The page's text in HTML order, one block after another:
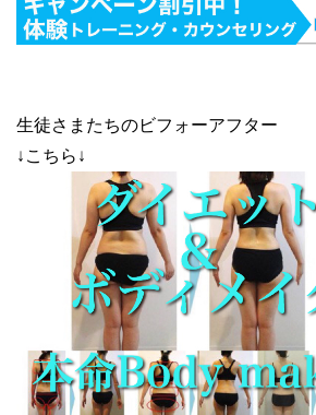
生徒さまたちのビフォーアフター
↓こちら↓